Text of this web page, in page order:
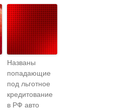
Названы
попадающие
под льготное
кредитование
в РФ авто